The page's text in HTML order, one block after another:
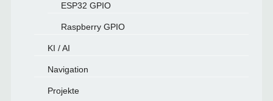
ESP32 GPIO
Raspberry GPIO
KI / AI
Navigation
Projekte